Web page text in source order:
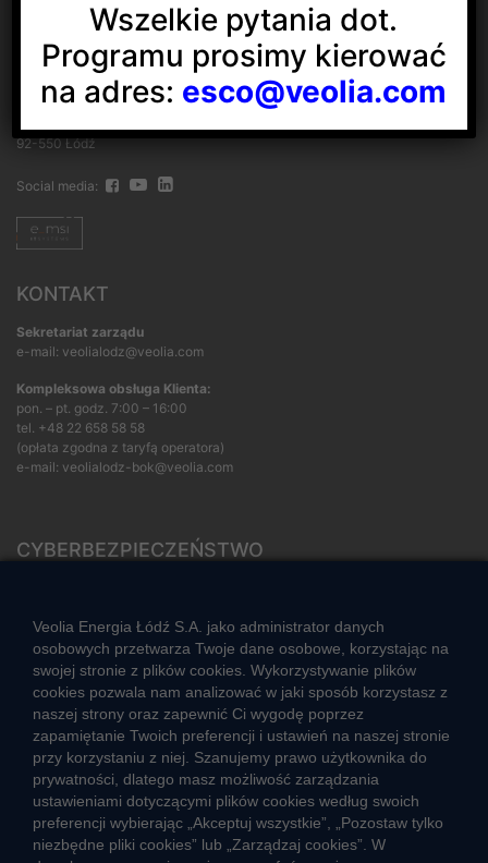
Veolia Energia Łódź S.A.
92-550 Łódź
Social media:
KONTAKT
Sekretariat zarządu
e-mail: veolialodz@veolia.com
Kompleksowa obsługa Klienta:
pon. – pt. godz. 7:00 – 16:00
tel. +48 22 658 58 58
(opłata zgodna z taryfą operatora)
e-mail: veolialodz-bok@veolia.com
CYBERBEZPIECZEŃSTWO
CIEPŁO SYSTEMOWE
Zalety ciepła systemowego
Ciepło przez cały rok
Usługi okołociepłownicze
Informacje ciepła systemowego
Wszelkie pytania dot.
Programu prosimy kierować
na adres: esco@veolia.com
Veolia Energia Łódź S.A. jako administrator danych
osobowych przetwarza Twoje dane osobowe, korzystając na
swojej stronie z plików cookies. Wykorzystywanie plików
cookies pozwala nam analizować w jaki sposób korzystasz z
naszej strony oraz zapewnić Ci wygodę poprzez
zapamiętanie Twoich preferencji i ustawień na naszej stronie
przy korzystaniu z niej. Szanujemy prawo użytkownika do
prywatności, dlatego masz możliwość zarządzania
ustawieniami dotyczącymi plików cookies według swoich
preferencji wybierając „Akceptuj wszystkie”, „Pozostaw tylko
niezbędne pliki cookies” lub „Zarządzaj cookies”. W